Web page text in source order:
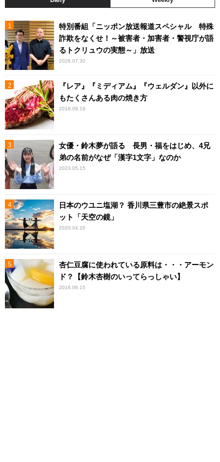
特別番組「ニッポン放送報道スペシャル 特殊
詐欺をなくせ！～被害者・加害者・警視庁が語
るトクリュウの実態～」放送
2026.07.30
『レア』『ミディアム』『ウェルダン』以外に
もたくさんある肉の焼き方
2018.09.19
女優・鈴木夢が語る 長男・福をはじめ、4兄
弟の名前がなぜ「漢字1文字」なのか
2023.05.15
日本のウユニ塩湖？ 香川県三豊市の絶景スポ
ット「天空の鏡」
2020.04.20
杏仁豆腐に使われている原料は・・・アーモン
ド？【鈴木杏樹のいってらっしゃい】
2016.06.15